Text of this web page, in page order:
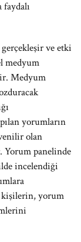
gerçekleşir ve etki
medyum
Medyum
yorumların
olan
Yorum panelinde
incelendiği
kişilerin, yorum